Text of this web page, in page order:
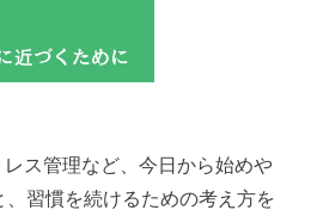
ス管理など、今日から始めや
習慣を続けるための考え方を